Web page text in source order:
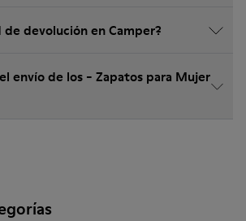
devolución en Camper?
- Zapatos para Mujer